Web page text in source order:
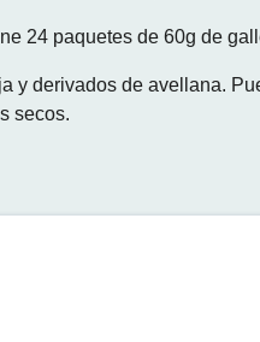
24 paquetes de 60g de
y derivados de avellana.
secos.